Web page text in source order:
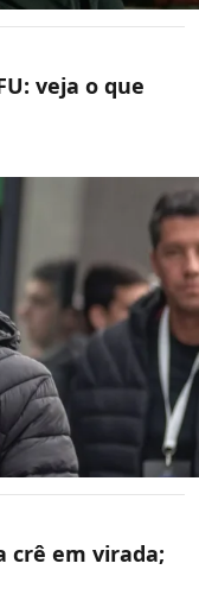
veja o que
crê em virada;